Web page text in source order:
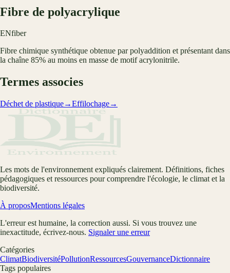
Fibre de polyacrylique
ENfiber
Fibre chimique synthétique obtenue par polyaddition et présentant dans
la chaîne 85% au moins en masse de motif acrylonitrile.
Termes associes
Déchet de plastique→Effilochage→
Les mots de l'environnement expliqués clairement. Définitions, fiches
pédagogiques et ressources pour comprendre l'écologie, le climat et la
biodiversité.
À proposMentions légales
L'erreur est humaine, la correction aussi. Si vous trouvez une
inexactitude, écrivez-nous. Signaler une erreur
Catégories
ClimatBiodiversitéPollutionRessourcesGouvernanceDictionnaire
Tags populaires